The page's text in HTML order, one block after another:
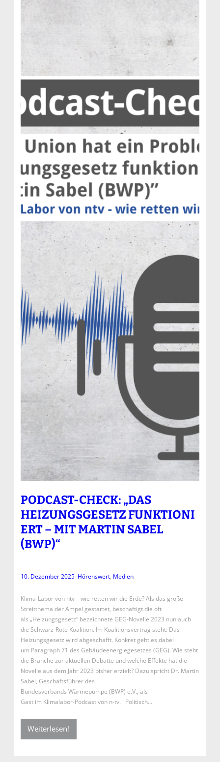
PODCAST-CHECK: „DAS
HEIZUNGSGESETZ FUNKTIONI
ERT – MIT MARTIN SABEL
(BWP)“
10. Dezember 2025–Hörenswert, Medien
Klima-Labor von ntv – wie retten wir die Erde? Als das große
Streitthema der Ampel gestartet, beschäftigt die oft
als „Heizungsgesetz“ bezeichnete GEG-Novelle 2023 nun auch
die Schwarz-Rote Koalition. Im Koalitionsvertrag steht: Das
Heizungsgesetz wird abgeschafft. Konkret geht es dabei
um Paragraph 71 des Gebäudeenergiegesetzes (GEG). Wie steht
die Branche zur aktuellen Debatte und welche Effekte hat die
Novelle aus dem Jahr 2023 bisher erzielt? Dazu spricht Dr. Martin
Sabel, Geschäftsführer des
Bundesverbands Wärmepumpe (BWP) e.V., als
Gast im Klimalabor-Podcast von n-tv. Politisch…
Weiterlesen!